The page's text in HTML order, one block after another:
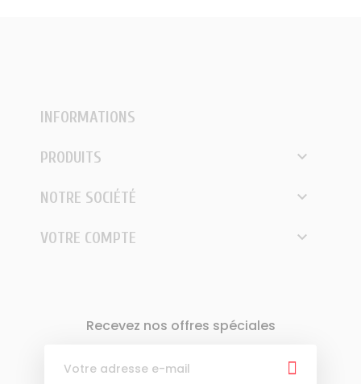
INFORMATIONS
PRODUITS 
NOTRE SOCIÉTÉ 
VOTRE COMPTE 
Recevez nos offres spéciales